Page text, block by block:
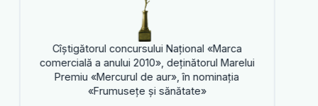
concursului Naţional «Marca
a anului 2010», deţinătorul Marelui
«Mercurul de aur», în nominaţia
«Frumuseţe şi sănătate»